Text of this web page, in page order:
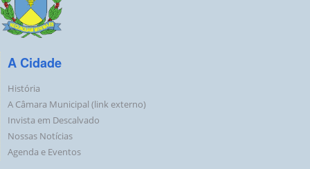
A Cidade
História
A Câmara Municipal (link externo)
Invista em Descalvado
Nossas Notícias
Agenda e Eventos